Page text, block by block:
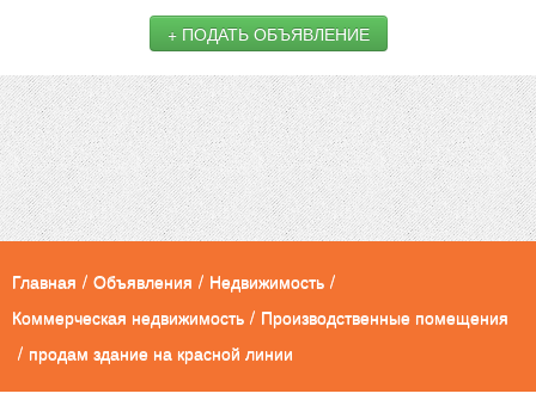
+ ПОДАТЬ ОБЪЯВЛЕНИЕ
Главная / Объявления / Недвижимость /
Коммерческая недвижимость / Производственные помещения
/ продам здание на красной линии